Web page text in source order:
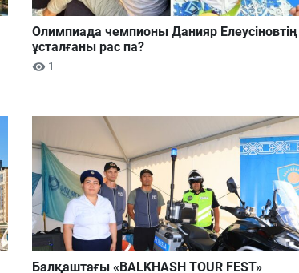
Олимпиада чемпионы Данияр Елеусіновтің
ұсталғаны рас па?
1
Балқаштағы «BALKHASH TOUR FEST»